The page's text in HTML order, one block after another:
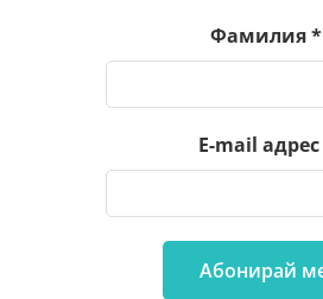
Фамилия*
E-mail адрес